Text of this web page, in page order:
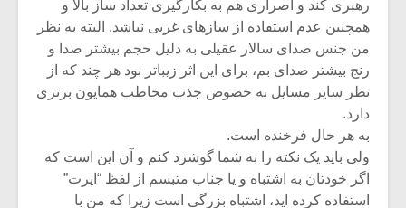
رهبری کند و اصراری هم به بکارگیری تعداد ساز بالا و
همچنین عدم استفاده از سازهای غربی نباشد. البته به نظر
من جنس صدای سالار عقیلی به دلیل حجم بیشتر صدا و
رنج بیشتر صدای بم، برای این اثر زیباتر بود هر چند که از
نظر سایر مسایل به خصوص جذب مخاطب همایون برتری
دارد.
به هر حال فرخنده است.
ولی باید یک نکته را به شما گوشزد کنم و آن این است که
اگر خودتان به اشتباه و یا جناب متبسم از لفظ “اپرت”
استفاده کرده اید، اشتباه بزرگی است زیرا که من با